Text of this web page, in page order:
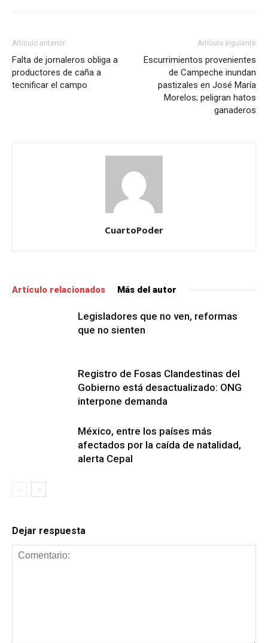
Artículo anterior
Falta de jornaleros obliga a
productores de caña a
tecnificar el campo
Artículo siguiente
Escurrimientos provenientes
de Campeche inundan
pastizales en José María
Morelos; peligran hatos
ganaderos
CuartoPoder
Artículo relacionados Más del autor
Legisladores que no ven, reformas
que no sienten
Registro de Fosas Clandestinas del
Gobierno está desactualizado: ONG
interpone demanda
México, entre los países más
afectados por la caída de natalidad,
alerta Cepal
Dejar respuesta